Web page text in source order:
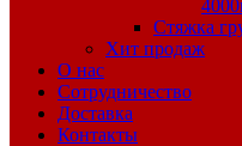
Стяжка
Хит продаж
О нас
Сотрудничество
Доставка
Контакты